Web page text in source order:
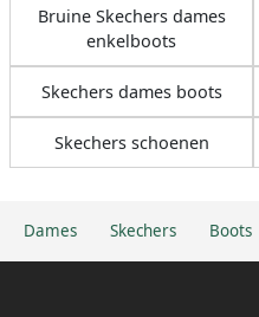
Dames Skechers Boots
Bruine Skechers dames
enkelboots
Skechers dames boots
Skechers schoenen